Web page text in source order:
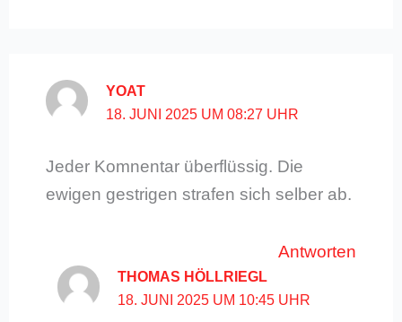
YOAT
18. JUNI 2025 UM 08:27 UHR
Jeder Komnentar überflüssig. Die
ewigen gestrigen strafen sich selber ab.
Antworten
THOMAS HÖLLRIEGL
18. JUNI 2025 UM 10:45 UHR